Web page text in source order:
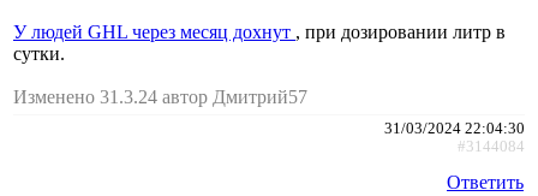
У людей GHL через месяц дохнут , при дозировании литр в
сутки.
Изменено 31.3.24 автор Дмитрий57
31/03/2024 22:04:30
#3144084
Ответить